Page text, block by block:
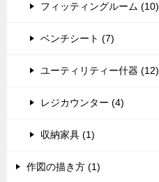
フィッティングルーム (10)
ベンチシート (7)
ユーティリティー什器 (12)
レジカウンター (4)
収納家具 (1)
作図の描き方 (1)